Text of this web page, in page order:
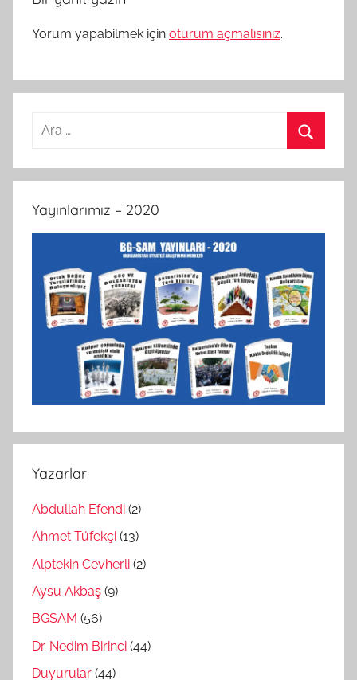
Yorum yapabilmek için oturum açmalısınız.
Arama:
Yayınlarımız – 2020
Yazarlar
Abdullah Efendi (2)
Ahmet Tüfekçi (13)
Alptekin Cevherli (2)
Aysu Akbaş (9)
BGSAM (56)
Dr. Nedim Birinci (44)
Duyurular (44)